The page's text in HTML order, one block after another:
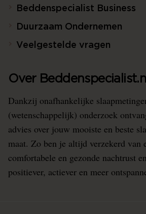
Beddenspecialist Business
Duurzaam Ondernemen
Veelgestelde vragen
Over Beddenspecialist.nl
Dankzij onafhankelijke
(wetenschappelijk) onderzoek
advies over jouw mooiste en beste
maat. Zo ben je altijd verzekerd van
comfortabele en gezonde nachtrust
positiever, actiever en meer